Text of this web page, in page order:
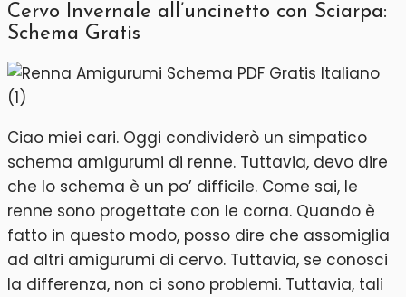
Cervo Invernale all’uncinetto con Sciarpa:
Schema Gratis
Ciao miei cari. Oggi condividerò un simpatico
schema amigurumi di renne. Tuttavia, devo dire
che lo schema è un po’ difficile. Come sai, le
renne sono progettate con le corna. Quando è
fatto in questo modo, posso dire che assomiglia
ad altri amigurumi di cervo. Tuttavia, se conosci
la differenza, non ci sono problemi. Tuttavia, tali